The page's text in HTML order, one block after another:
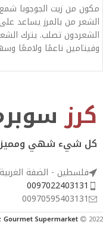
مكون من زيت الجوجوبا
الشعر من بالمرز يساعد
وفيتامين ناعمًا ولامعًا
كرز
كل شيء شهي ومميز
فلسطين - الضفة
0097022403131
00970595403131
Gourmet Supermarket 2022